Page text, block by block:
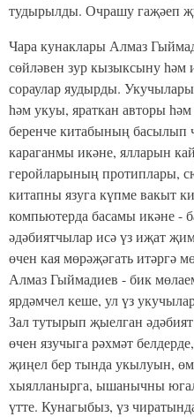
тудырылды. Очрашу гаҗәеп
Чара кунаклары Алмаз
сөйләвен зур кызыксыну һәм
сораулар яудырды.
һәм укуы, яраткан авторы
беренче китабының
караганмы икәне, ялларын
геройларының протиплары,
китапны язуга күпме вакыт
компьютерда басамы икәне
әдәбиятчылар исә үз иҗат
өчен кая мөрәҗәгать итәргә
Алмаз Гыймадиев - бик
ярдәмчел кеше, ул үз
Зал тутырып җыелган
өчен язучыга рәхмәт
җиңел бер тында укылуын,
хыялланырга, ышанычны
үтте. Кунагыбыз, үз